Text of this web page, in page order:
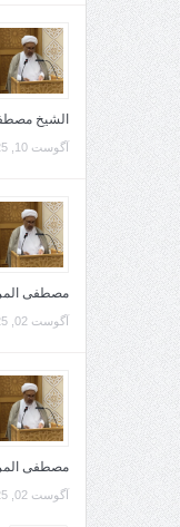
الشيخ
آگوست 10, 2025
مصطفى
آگوست 02, 2025
مصطفى
آگوست 02, 2025